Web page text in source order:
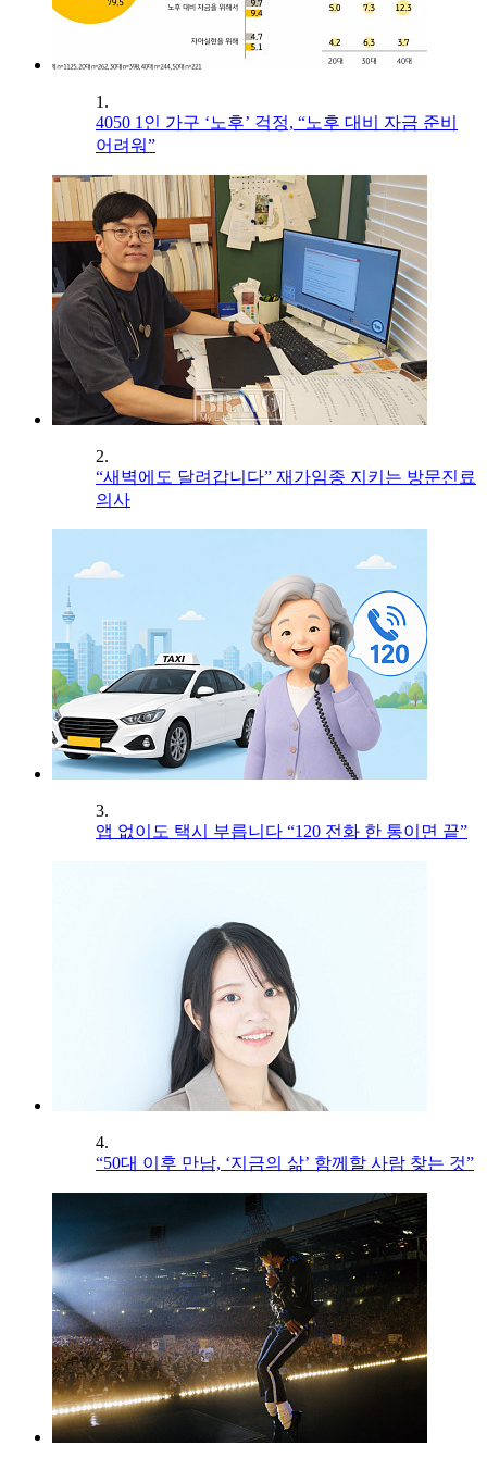
1.
4050 1인 가구 ‘노후’ 걱정, “노후 대비 자금 준비
어려워”
2.
“새벽에도 달려갑니다” 재가임종 지키는 방문진료
의사
3.
앱 없이도 택시 부릅니다 “120 전화 한 통이면 끝”
4.
“50대 이후 만남, ‘지금의 삶’ 함께할 사람 찾는 것”